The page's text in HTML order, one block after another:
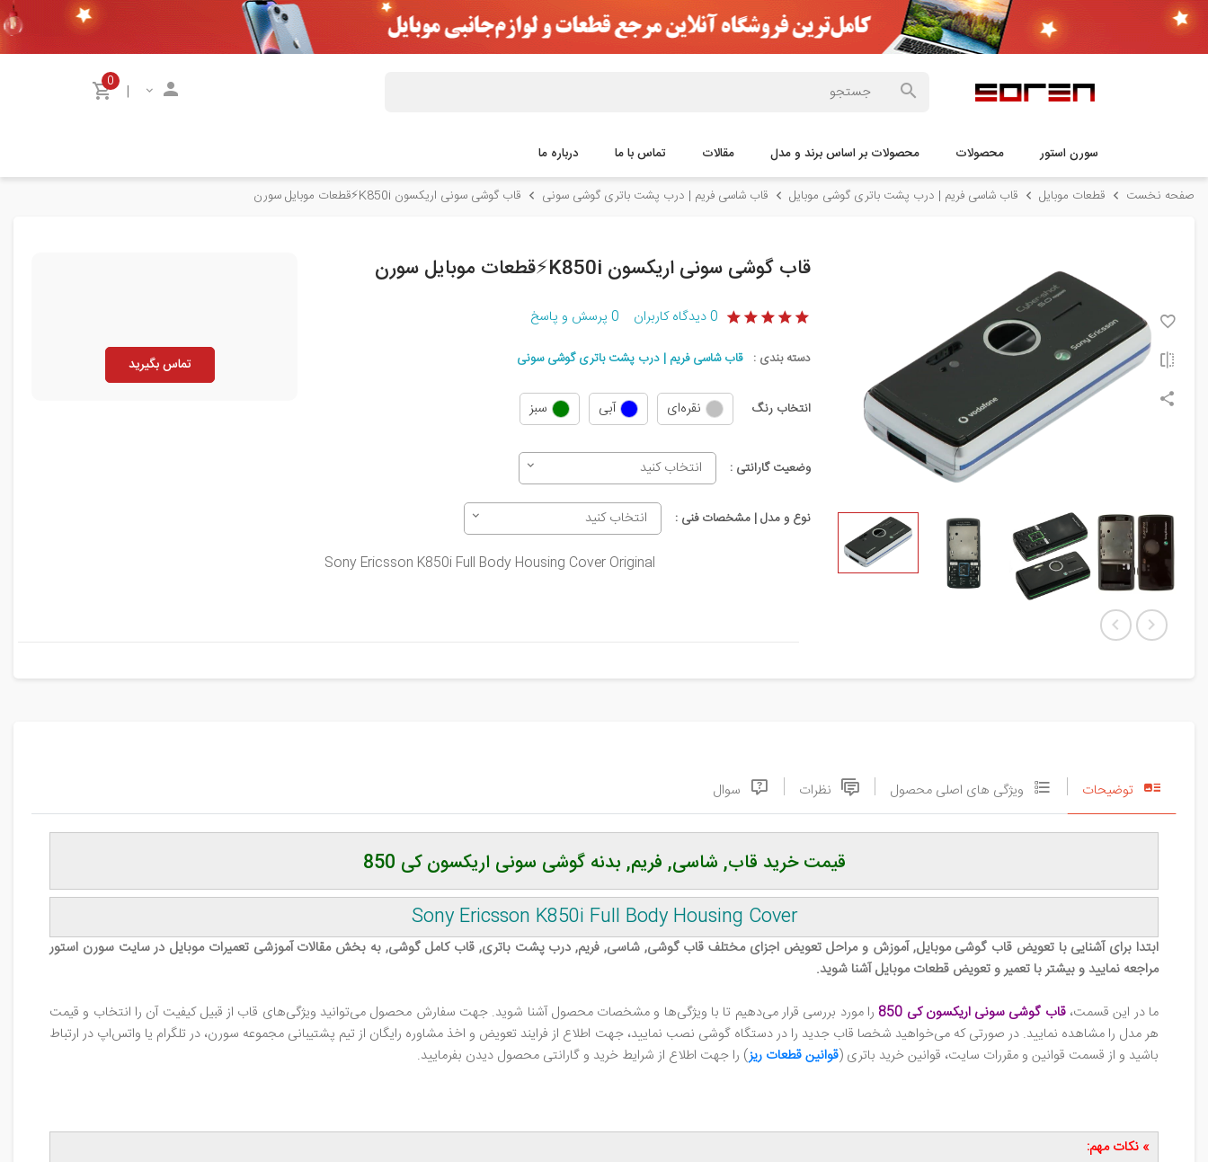
|
0
سورن استور محصولات محصولات بر اساس برند و مدل مقالات تماس با ما درباره ما
صفحه نخست قطعات موبایل قاب شاسی فریم | درب پشت باتری گوشی موبایل قاب شاسی فریم | درب پشت باتری گوشی سونی قاب گوشی سونی اریکسون K850i⚡️قطعات موبایل سورن
قاب گوشی سونی اریکسون K850i⚡️قطعات موبایل سورن
0دیدگاه کاربران 0 پرسش و پاسخ
دسته بندی : قاب شاسی فریم | درب پشت باتری گوشی سونی
انتخاب رنگ نقره‌ای آبی سبز
وضعیت گارانتی : انتخاب کنید
نوع و مدل | مشخصات فنی : انتخاب کنید
Sony Ericsson K850i Full Body Housing Cover Original
تماس بگیرید
توضیحات ویژگی های اصلی محصول نظرات سوال
قیمت خرید قاب, شاسی, فریم, بدنه گوشی سونی اریکسون کی 850
Sony Ericsson K850i Full Body Housing Cover
ابتدا برای آشنایی با تعویض قاب گوشی‌ موبایل, آموزش و مراحل تعویض اجزای مختلف قاب گوشی, شاسی, فریم, درب پشت باتری, قاب کامل گوشی, به بخش مقالات آموزشی تعمیرات موبایل در سایت سورن استور
مراجعه نمایید و بیشتر با تعمیر و تعویض قطعات موبایل آشنا شوید.
ما در این قسمت،قاب گوشی سونی اریکسون کی 850
را مورد بررسی قرار می‌دهیم تا با ویژگی‌ها و مشخصات محصول آشنا شوید. جهت سفارش محصول می‌توانید ویژگی‌های قاب از قبیل کیفیت آن را انتخاب و قیمت
هر مدل را مشاهده نمایید. در صورتی که می‌خواهید شخصا قاب جدید را در دستگاه گوشی نصب نمایید، جهت اطلاع از فرایند تعویض و اخذ مشاوره رایگان از تیم پشتیبانی مجموعه سورن، در تلگرام یا واتس‌اپ در ارتباط
باشید و از قسمت قوانین و مقررات سایت، قوانین خرید باتری (قوانینقطعات ریز) را جهت اطلاع از شرایط خرید و گارانتی محصول دیدن بفرمایید.
» نکات مهم: